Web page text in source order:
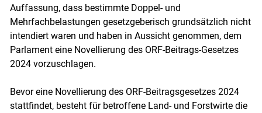
Auffassung, dass bestimmte Doppel- und
Mehrfachbelastungen gesetzgeberisch grundsätzlich nicht
intendiert waren und haben in Aussicht genommen, dem
Parlament eine Novellierung des ORF-Beitrags-Gesetzes
2024 vorzuschlagen.
Bevor eine Novellierung des ORF-Beitragsgesetzes 2024
stattfindet, besteht für betroffene Land- und Forstwirte die